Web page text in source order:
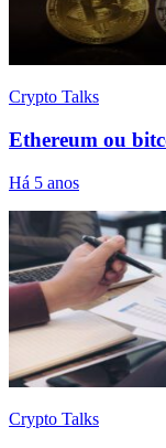
Crypto Talks
Ethereum ou
Há 5 anos
Crypto Talks